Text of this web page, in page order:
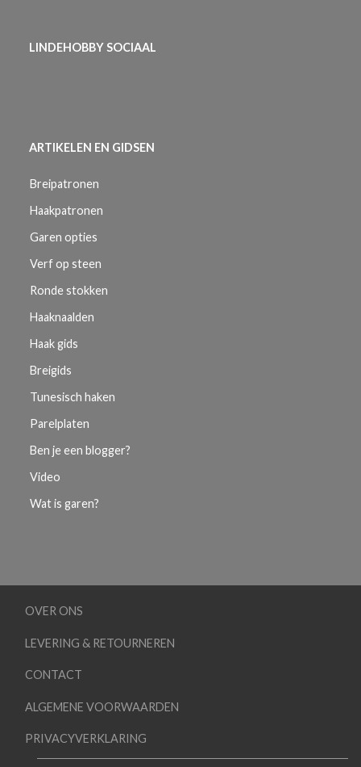
LINDEHOBBY SOCIAAL
ARTIKELEN EN GIDSEN
Breipatronen
Haakpatronen
Garen opties
Verf op steen
Ronde stokken
Haaknaalden
Haak gids
Breigids
Tunesisch haken
Parelplaten
Ben je een blogger?
Video
Wat is garen?
OVER ONS
LEVERING & RETOURNEREN
CONTACT
ALGEMENE VOORWAARDEN
PRIVACYVERKLARING